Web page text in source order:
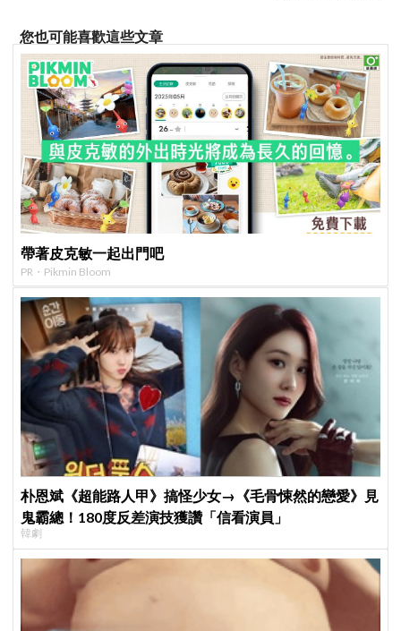
您也可能喜歡這些文章
帶著皮克敏一起出門吧
PR・Pikmin Bloom
朴恩斌《超能路人甲》搞怪少女→《毛骨悚然的戀愛》見
鬼霸總！180度反差演技獲讚「信看演員」
韓劇